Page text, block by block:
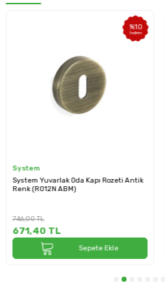
%10
İndirim
System
System Yuvarlak Oda Kapı Rozeti Antik
Renk (RO12N ABM)
746,00TL
671,40TL
Sepete Ekle